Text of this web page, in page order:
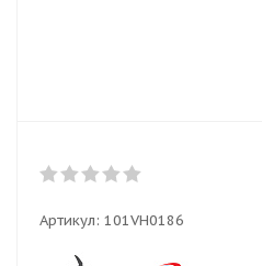
Артикул: 101VH0186